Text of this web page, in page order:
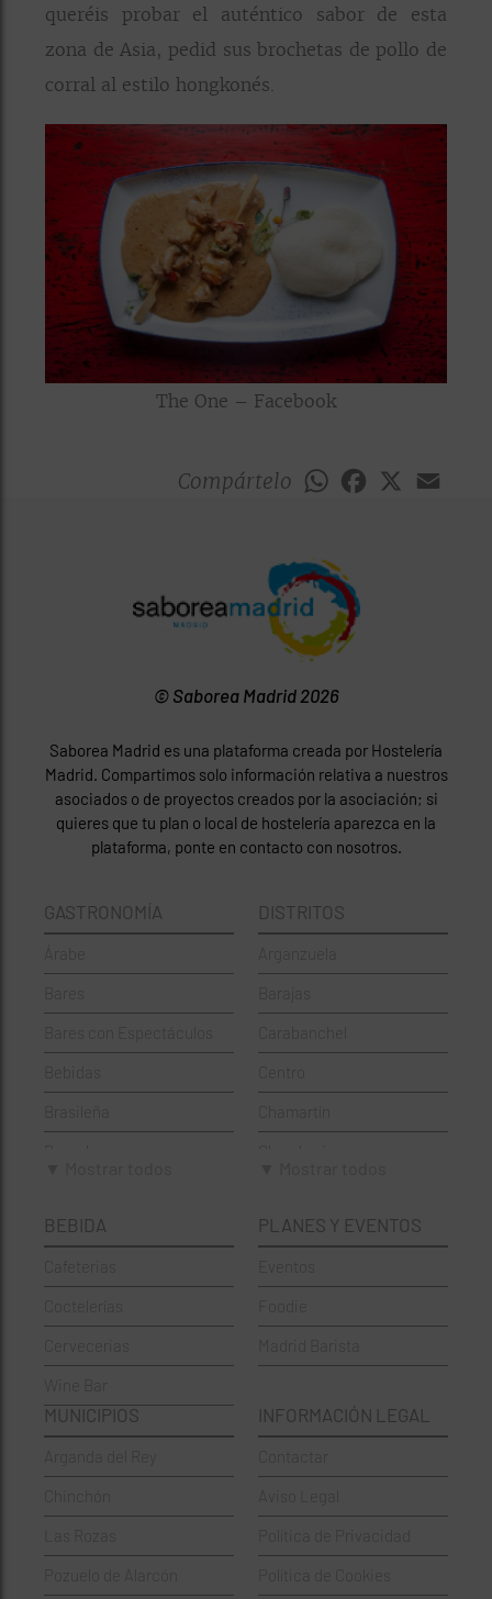
queréis probar el auténtico sabor de esta
zona de Asia, pedid sus brochetas de pollo de
corral al estilo hongkonés.
The One – Facebook
Compártelo WhatsApp
Facebook
X
© Saborea Madrid 2026
Saborea Madrid es una plataforma creada por Hostelería
Madrid. Compartimos solo información relativa a nuestros
asociados o de proyectos creados por la asociación; si
quieres que tu plan o local de hostelería aparezca en la
plataforma, ponte en contacto con nosotros.
GASTRONOMÍA
Bares
Bares con Espectáculos
Bebidas
Brasileña
Cervecerías
Española
Francesa
Griegos
BEBIDA
Wine Bar
DISTRITOS
Arganzuela
Barajas
Fuencarral-El Pardo
Hortaleza
Moncloa-Aravaca
Puente de Vallecas
Salamanca
San Blas-Canillejas
PLANES Y EVENTOS
Madrid Barista
MUNICIPIOS
Las Rozas
Pozuelo de Alarcón
INFORMACIÓN LEGAL